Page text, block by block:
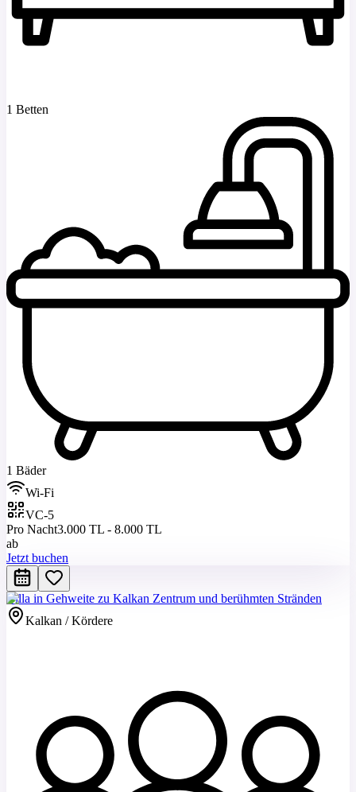
1 Betten
1 Bäder
Wi-Fi
VC-5
Pro Nacht3.000 TL - 8.000 TL
ab
Jetzt buchen
Villa in Gehweite zu Kalkan Zentrum und berühmten Stränden
Kalkan / Kördere